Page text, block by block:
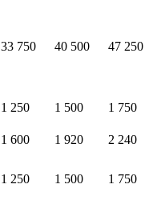
33 750 40 500 47 250
1 250 1 500
1 750
1 600 1 920
2 240
1 250 1 500 1 750